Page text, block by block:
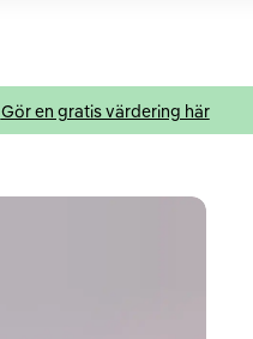
Gör en gratis värdering här